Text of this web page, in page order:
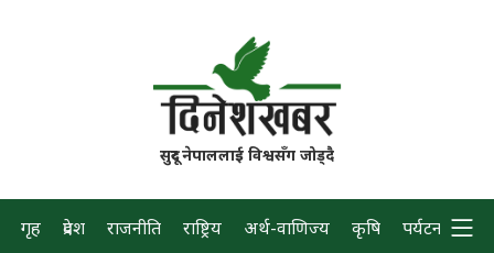
सुदूर नेपाललाई विश्वसँग जोड्दै
गृह प्रदेश राजनीति राष्ट्रिय अर्थ-वाणिज्य कृषि पर्यटन प्रवास